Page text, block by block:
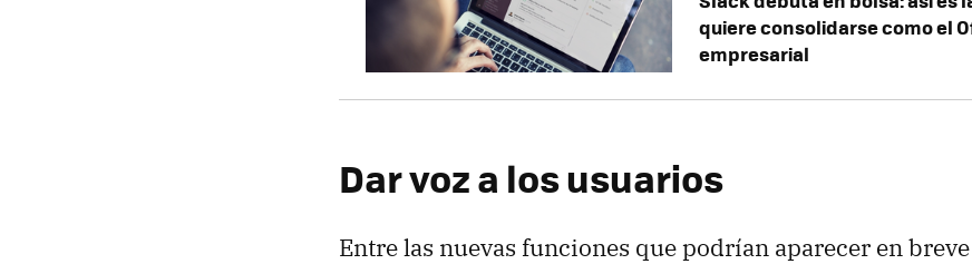
quiere consolidarse como el
empresarial
Dar voz a los usuarios
Entre las nuevas funciones que podrían aparecer en